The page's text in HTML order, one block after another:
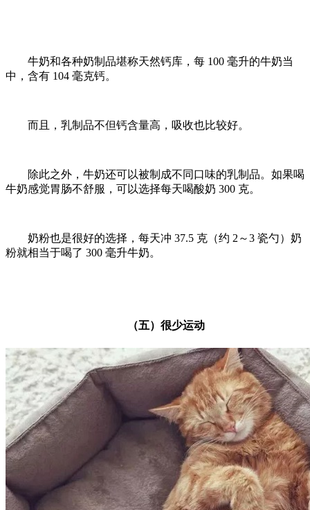
牛奶和各种奶制品堪称天然钙库，每 100 毫升的牛奶当
中，含有 104 毫克钙。
而且，乳制品不但钙含量高，吸收也比较好。
除此之外，牛奶还可以被制成不同口味的乳制品。如果喝
牛奶感觉胃肠不舒服，可以选择每天喝酸奶 300 克。
奶粉也是很好的选择，每天冲 37.5 克（约 2～3 瓷勺）奶
粉就相当于喝了 300 毫升牛奶。
（五）很少运动